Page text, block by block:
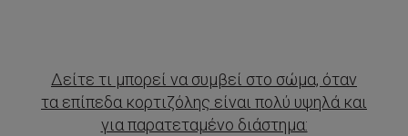
Δείτε τι μπορεί να συμβεί στο σώμα, όταν
τα επίπεδα κορτιζόλης είναι πολύ υψηλά και
για παρατεταμένο διάστημα: